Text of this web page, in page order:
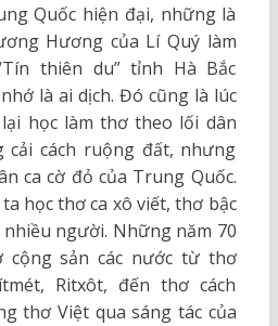
Quốc hiện đại, những là
Hương của Lí Quý làm
thiên du” tỉnh Hà Bắc
là ai dịch. Đó cũng là lúc
học làm thơ theo lối dân
cải cách ruộng đất, nhưng
ca cờ đỏ của Trung Quốc.
học thơ ca xô viết, thơ bậc
người. Những năm 70
cộng sản các nước từ thơ
Ritxôt, đến thơ cách
thơ Việt qua sáng tác của